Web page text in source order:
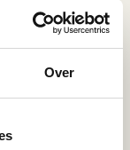
Over
Service